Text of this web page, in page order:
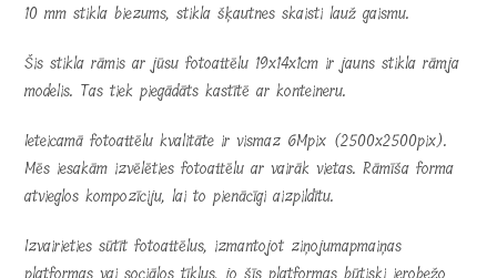
10 mm stikla biezums, stikla šķautnes skaisti lauž gaismu.
Šis stikla rāmis ar jūsu fotoattēlu 19x14x1cm ir jauns stikla rāmja
modelis. Tas tiek piegādāts kastītē ar konteineru.
Ieteicamā fotoattēlu kvalitāte ir vismaz 6Mpix (2500x2500pix).
Mēs iesakām izvēlēties fotoattēlu ar vairāk vietas. Rāmīša forma
atvieglos kompozīciju, lai to pienācīgi aizpildītu.
Izvairieties sūtīt fotoattēlus, izmantojot ziņojumapmaiņas